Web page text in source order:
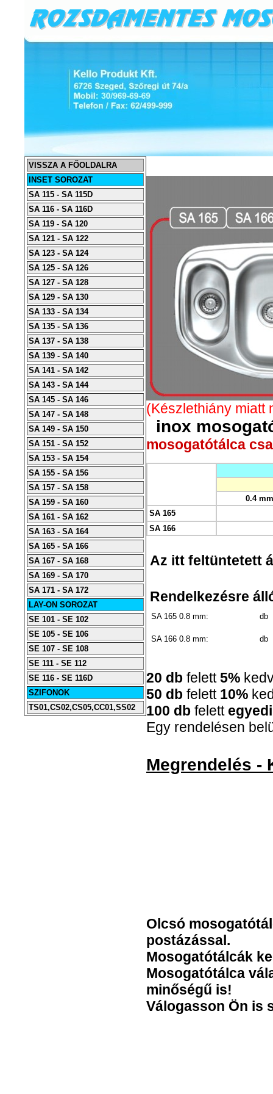
VISSZA A FŐOLDALRA
INSET SOROZAT
SA 115 - SA 115D
SA 116 - SA 116D
SA 119 - SA 120
SA 121 - SA 122
SA 123 - SA 124
SA 125 - SA 126
SA 127 - SA 128
SA 129 - SA 130
SA 133 - SA 134
SA 135 - SA 136
SA 137 - SA 138
SA 139 - SA 140
SA 141 - SA 142
SA 143 - SA 144
SA 145 - SA 146
SA 147 - SA 148
SA 149 - SA 150
SA 151 - SA 152
SA 153 - SA 154
SA 155 - SA 156
SA 157 - SA 158
SA 159 - SA 160
SA 161 - SA 162
SA 163 - SA 164
SA 165 - SA 166
SA 167 - SA 168
SA 169 - SA 170
SA 171 - SA 172
LAY-ON SOROZAT
SE 101 - SE 102
SE 105 - SE 106
SE 107 - SE 108
SE 111 - SE 112
SE 116 - SE 116D
SZIFONOK
TS01,CS02,CS05,CC01,SS02
(Készlethiány miatt
inox
mosogatótálca
0.4 mm
SA 165
SA 166
Az itt feltüntetett
Rendelkezésre
SA 165 0.8 mm: db
SA 166 0.8 mm: db
20 db felett5%
50 db felett 10%
100 db felett egyedi
Egy rendelésen
Megrendelés -
Olcsó
postázással.
Mosogatótálcák
Mosogatótálca
minőségű is!
Válogasson Ön is